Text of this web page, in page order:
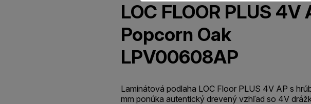
LOC FLOOR PLUS 4V
Popcorn Oak
LPV00608AP
Laminátová podlaha LOC Floor PLUS 4V AP s
mm ponúka autentický drevený vzhľad so 4V